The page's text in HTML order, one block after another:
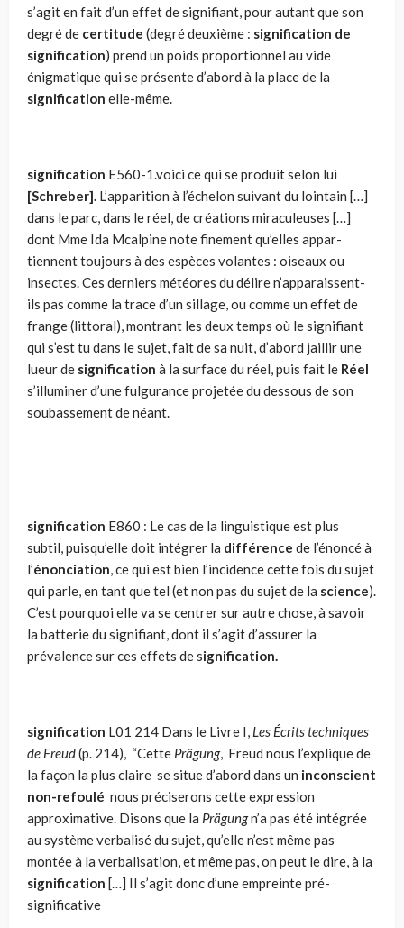
s’agit en fait d’un effet de signifiant, pour autant que son
degré de certitude (degré deuxième : signification de
signification) prend un poids proportionnel au vide
énigmatique qui se présente d’abord à la place de la
signification elle-même.
signification E560-1.voici ce qui se produit selon lui
[Schreber]. L’apparition à l’échelon suivant du lointain […]
dans le parc, dans le réel, de créations miraculeuses […]
dont Mme Ida Mcalpine note finement qu’elles appar­
tiennent toujours à des espèces volantes : oiseaux ou
insectes. Ces derniers météores du délire n’apparaissent-
ils pas comme la trace d’un sillage, ou comme un effet de
frange (littoral), montrant les deux temps où le signifiant
qui s’est tu dans le sujet, fait de sa nuit, d’abord jaillir une
lueur de signification à la surface du réel, puis fait le Réel
s’il­luminer d’une fulgurance projetée du dessous de son
soubassement de néant.
signification E860 : Le cas de la linguistique est plus
subtil, puisqu’elle doit intégrer la diffé­rence de l’énoncé à
l’énonciation, ce qui est bien l’incidence cette fois du sujet
qui parle, en tant que tel (et non pas du sujet de la science).
C’est pourquoi elle va se centrer sur autre chose, à savoir
la batterie du signifiant, dont il s’agit d’assurer la
prévalence sur ces effets de signifi­cation.
signification L01 214 Dans le Livre I, Les Écrits techniques
de Freud(p. 214), “Cette Prägung, Freud nous l’explique de
la façon la plus claire se situe d’abord dans un inconscient
non-refoulé nous préciserons cette expression
approximative. Disons que la Prägungn’a pas été intégrée
au système verbalisé du sujet, qu’elle n’est même pas
montée à la verbali­sation, et même pas, on peut le dire, à la
signification […] Il s’agit donc d’une empreinte pré-
significative